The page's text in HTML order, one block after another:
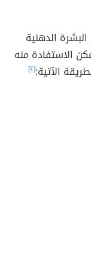
الدهنية
الاستفادة منه
الآتية:[٢]